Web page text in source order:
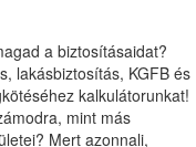
a biztosításaidat?
lakásbiztosítás, KGFB és
kalkulátorunkat!
mint más
Mert azonnali,